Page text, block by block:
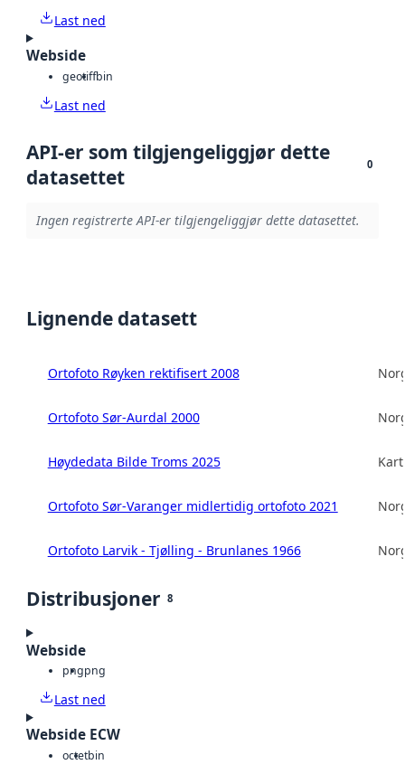
Last ned
Webside
geotiffbin
Last ned
API-er som tilgjengeliggjør dette
datasettet
0
Ingen registrerte API-er tilgjengeliggjør dette datasettet.
Lignende datasett
Ortofoto Røyken rektifisert 2008
Ortofoto Sør-Aurdal 2000
Høydedata Bilde Troms 2025
Ortofoto Sør-Varanger midlertidig ortofoto 2021
Ortofoto Larvik - Tjølling - Brunlanes 1966
Distribusjoner 8
Webside
pngpng
Last ned
Webside ECW
octetbin